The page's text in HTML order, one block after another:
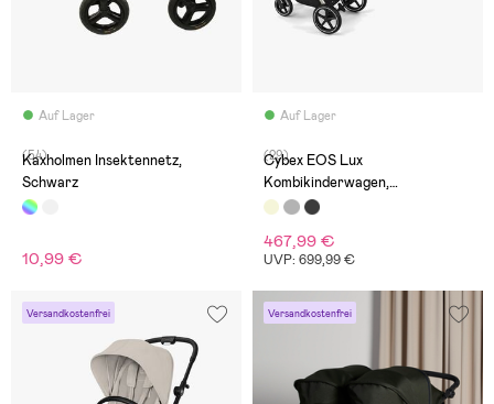
Auf Lager
(54)
Kaxholmen Insektennetz,
Schwarz
10,99 €
Auf Lager
(29)
Cybex EOS Lux
Kombikinderwagen,
Taupe/Seashell Beige
467,99 €
UVP: 699,99 €
Versandkostenfrei Versandkostenfrei